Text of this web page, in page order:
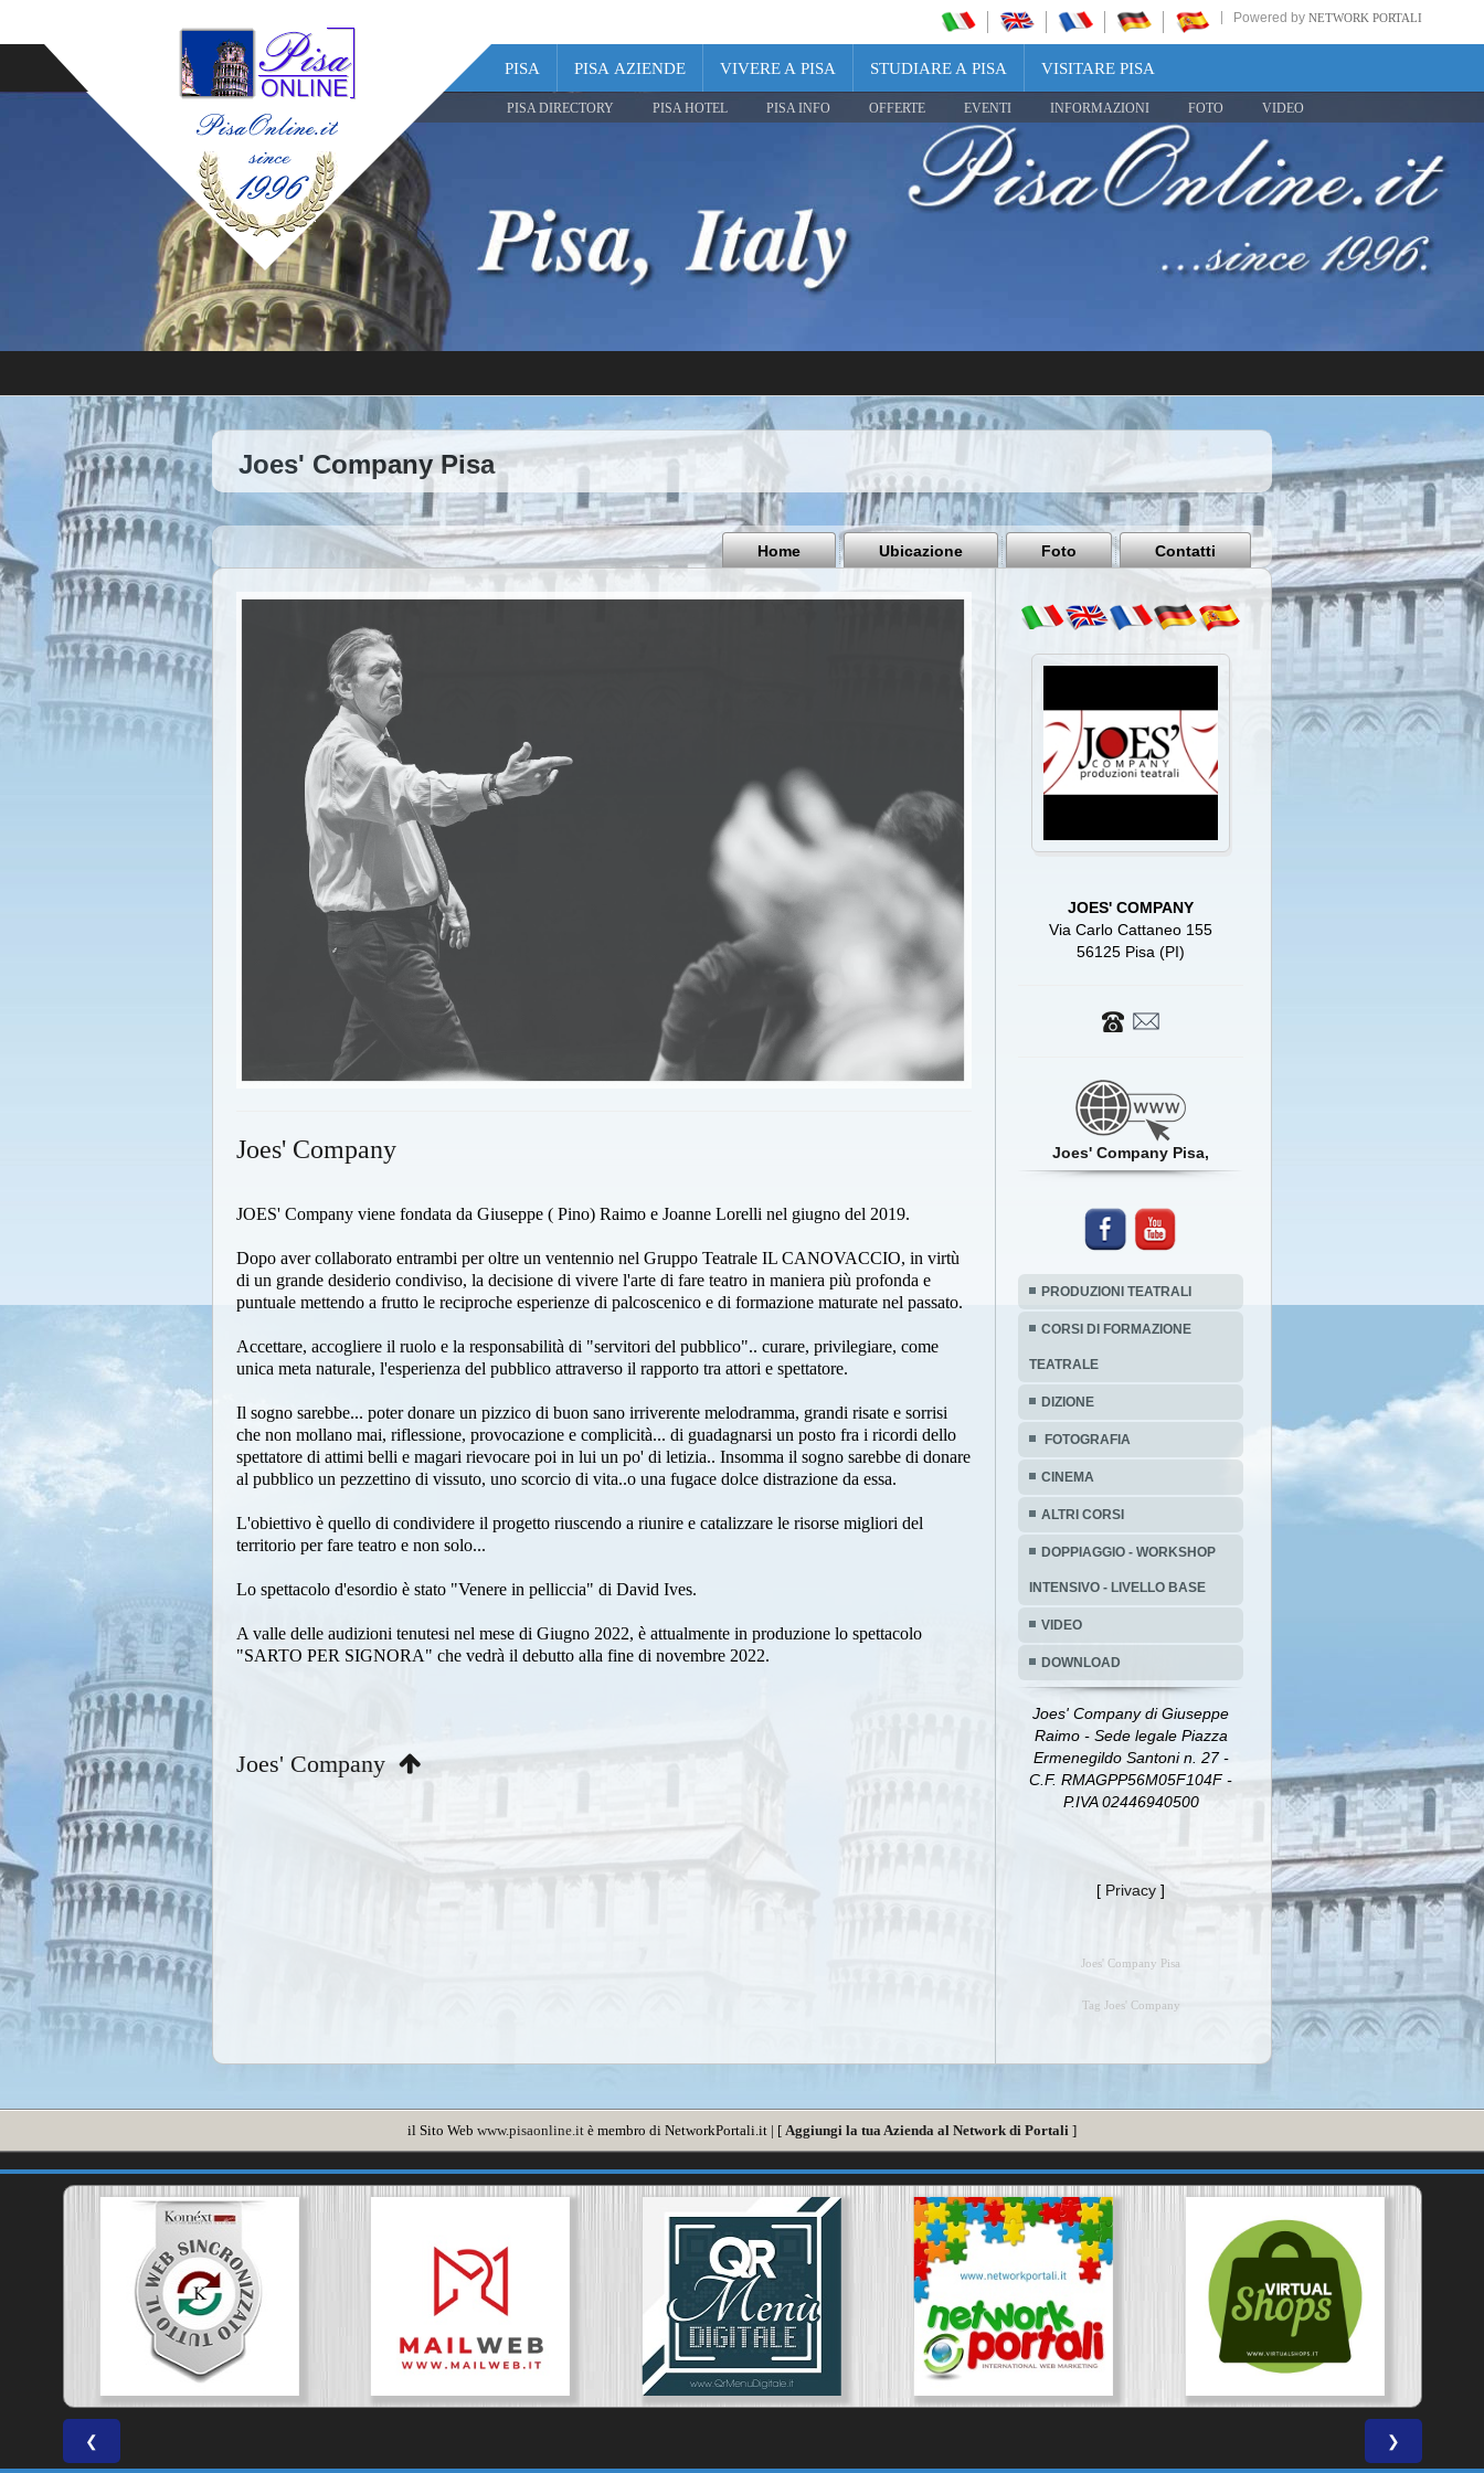
Powered by NETWORK PORTALI
PISA PISA AZIENDE VIVERE A PISA STUDIARE A PISA VISITARE PISA
PISA DIRECTORY PISA HOTEL PISA INFO OFFERTE EVENTI INFORMAZIONI FOTO VIDEO
Share
Pisa
Italy
Joes' Company Pisa
Home Ubicazione Foto Contatti
Joes' Company
JOES' Company viene fondata da Giuseppe ( Pino) Raimo e Joanne Lorelli nel giugno del 2019.
Dopo aver collaborato entrambi per oltre un ventennio nel Gruppo Teatrale IL CANOVACCIO, in virtù
di un grande desiderio condiviso, la decisione di vivere l'arte di fare teatro in maniera più profonda e
puntuale mettendo a frutto le reciproche esperienze di palcoscenico e di formazione maturate nel passato.
Accettare, accogliere il ruolo e la responsabilità di "servitori del pubblico".. curare, privilegiare, come
unica meta naturale, l'esperienza del pubblico attraverso il rapporto tra attori e spettatore.
Il sogno sarebbe... poter donare un pizzico di buon sano irriverente melodramma, grandi risate e sorrisi
che non mollano mai, riflessione, provocazione e complicità... di guadagnarsi un posto fra i ricordi dello
spettatore di attimi belli e magari rievocare poi in lui un po' di letizia.. Insomma il sogno sarebbe di donare
al pubblico un pezzettino di vissuto, uno scorcio di vita..o una fugace dolce distrazione da essa.
L'obiettivo è quello di condividere il progetto riuscendo a riunire e catalizzare le risorse migliori del
territorio per fare teatro e non solo...
Lo spettacolo d'esordio è stato "Venere in pelliccia" di David Ives.
A valle delle audizioni tenutesi nel mese di Giugno 2022, è attualmente in produzione lo spettacolo
"SARTO PER SIGNORA" che vedrà il debutto alla fine di novembre 2022.
Joes' Company
JOES' COMPANY
Via Carlo Cattaneo 155
56125 Pisa (PI)
Joes' Company Pisa,
PRODUZIONI TEATRALI
CORSI DI FORMAZIONE
TEATRALE
DIZIONE
FOTOGRAFIA
CINEMA
ALTRI CORSI
DOPPIAGGIO - WORKSHOP
INTENSIVO - LIVELLO BASE
VIDEO
DOWNLOAD
Joes' Company di Giuseppe
Raimo - Sede legale Piazza
Ermenegildo Santoni n. 27 -
C.F. RMAGPP56M05F104F -
P.IVA 02446940500
[ Privacy ]
Joes' Company Pisa
Tag Joes' Company
il Sito Web www.pisaonline.it è membro di NetworkPortali.it | [ Aggiungi la tua Azienda al Network di Portali ]
❮ ❯